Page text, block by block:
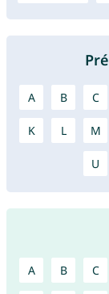
A B C
K L M
U
A B C